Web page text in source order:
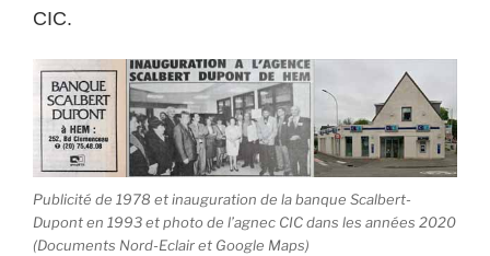
CIC.
Publicité de 1978 et inauguration de la banque Scalbert-
Dupont en 1993 et photo de l’agnec CIC dans les années 2020
(Documents Nord-Eclair et Google Maps)